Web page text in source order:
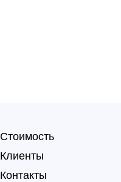
Стоимость
Клиенты
Контакты